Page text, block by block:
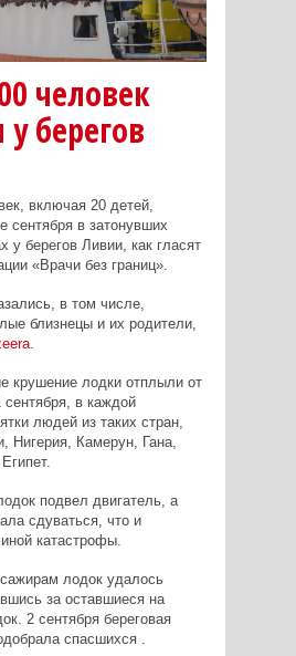
человек
берегов
включая 20 детей,
сентября в затонувших
у берегов Ливии, как гласят
«Врачи без границ».
в том числе,
близнецы и их родители,
.
крушение лодки отплыли от
сентября, в каждой
людей из таких стран,
Нигерия, Камерун, Гана,
подвел двигатель, а
сдуваться, что и
катастрофы.
лодок удалось
за оставшиеся на
2 сентября береговая
спасшихся .